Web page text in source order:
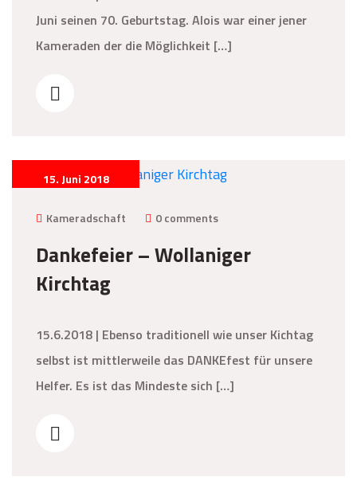
Juni seinen 70. Geburtstag. Alois war einer jener
Kameraden der die Möglichkeit […]
15. Juni 2018
Kameradschaft 0 comments
Dankefeier – Wollaniger
Kirchtag
15.6.2018 | Ebenso traditionell wie unser Kichtag
selbst ist mittlerweile das DANKEfest für unsere
Helfer. Es ist das Mindeste sich […]